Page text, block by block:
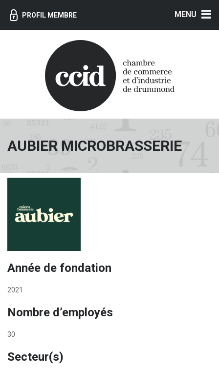
PROFIL MEMBRE
AUBIER MICROBRASSERIE
Année de fondation
2021
Nombre d’employés
30
Secteur(s)
MENU